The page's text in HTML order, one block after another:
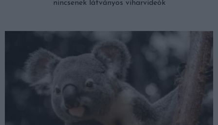
nincsenek látványos viharvideók